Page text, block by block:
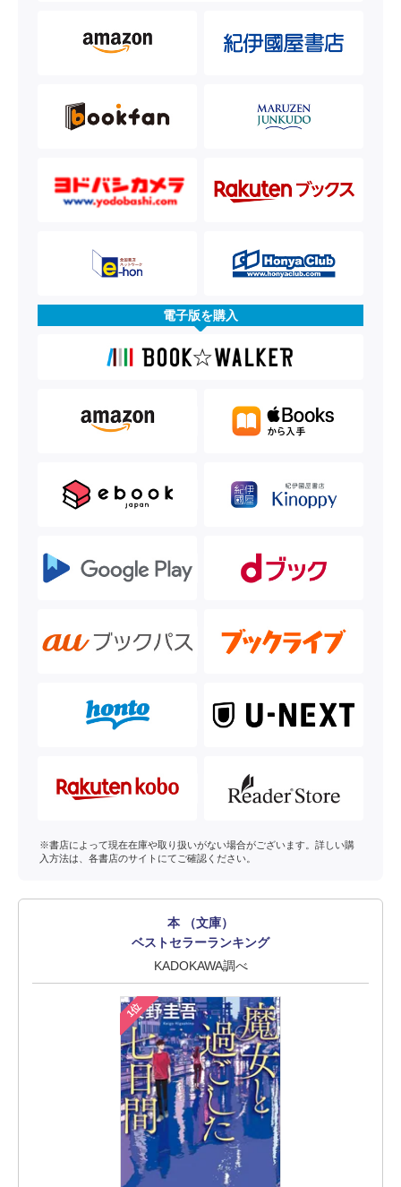
電子版を購入
※書店によって現在在庫や取り扱いがない場合がございます。詳しい購
入方法は、各書店のサイトにてご確認ください。
本 （文庫）
ベストセラーランキング
KADOKAWA調べ
1位